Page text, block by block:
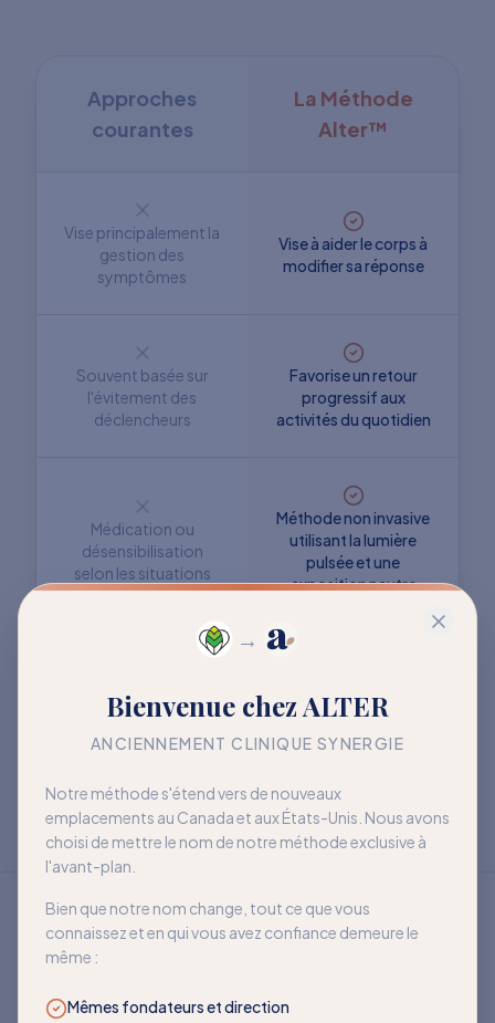
→
Bienvenue chez ALTER
ANCIENNEMENT CLINIQUE SYNERGIE
Notre méthode s'étend vers de nouveaux
emplacements au Canada et aux États-Unis. Nous avons
choisi de mettre le nom de notre méthode exclusive à
l'avant-plan.
Bien que notre nom change, tout ce que vous
connaissez et en qui vous avez confiance demeure le
même :
Mêmes fondateurs et direction
Approches
courantes
La Méthode
Alter™
Vise principalement la
gestion des
symptômes
Vise à aider le corps à
modifier sa réponse
Souvent basée sur
l'évitement des
déclencheurs
Favorise un retour
progressif aux
activités du quotidien
Médication ou
désensibilisation
selon les situations
Méthode non invasive
utilisant la lumière
pulsée et une
exposition neutre
Objectif : mieux vivre
avec la sensibilité
davantage de liberté